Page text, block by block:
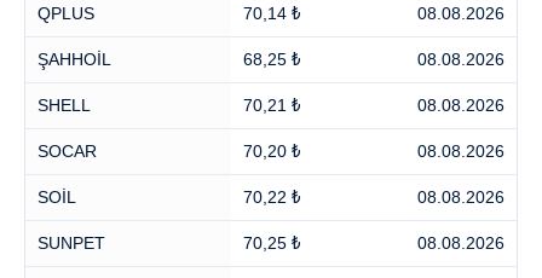
QPLUS 70,14 ₺ 08.08.2026
ŞAHHOİL 68,25 ₺ 08.08.2026
SHELL 70,21 ₺ 08.08.2026
SOCAR 70,20 ₺ 08.08.2026
SOİL 70,22 ₺ 08.08.2026
SUNPET 70,25 ₺ 08.08.2026